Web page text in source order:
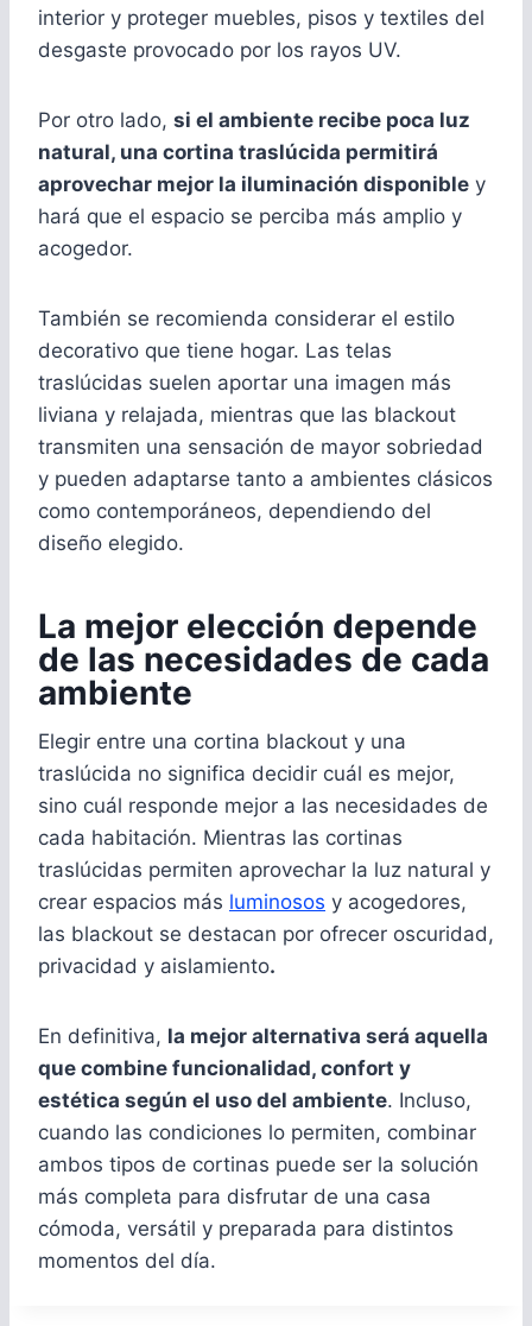
interior y proteger muebles, pisos y textiles del
desgaste provocado por los rayos UV.
Por otro lado, si el ambiente recibe poca luz
natural, una cortina traslúcida permitirá
aprovechar mejor la iluminación disponible y
hará que el espacio se perciba más amplio y
acogedor.
También se recomienda considerar el estilo
decorativo que tiene hogar. Las telas
traslúcidas suelen aportar una imagen más
liviana y relajada, mientras que las blackout
transmiten una sensación de mayor sobriedad
y pueden adaptarse tanto a ambientes clásicos
como contemporáneos, dependiendo del
diseño elegido.
La mejor elección depende
de las necesidades de cada
ambiente
Elegir entre una cortina blackout y una
traslúcida no significa decidir cuál es mejor,
sino cuál responde mejor a las necesidades de
cada habitación. Mientras las cortinas
traslúcidas permiten aprovechar la luz natural y
crear espacios más luminosos y acogedores,
las blackout se destacan por ofrecer oscuridad,
privacidad y aislamiento.
En definitiva, la mejor alternativa será aquella
que combine funcionalidad, confort y
estética según el uso del ambiente. Incluso,
cuando las condiciones lo permiten, combinar
ambos tipos de cortinas puede ser la solución
más completa para disfrutar de una casa
cómoda, versátil y preparada para distintos
momentos del día.